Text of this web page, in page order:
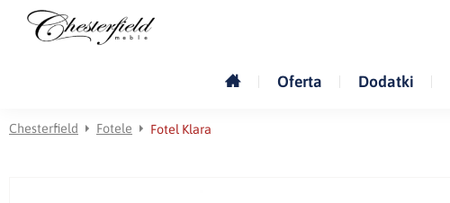
Oferta Dodatki
Chesterfield Fotele Fotel Klara